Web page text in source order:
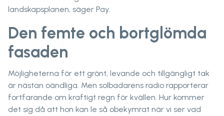
landskapsplanen, säger Pay.
Den femte och bortglömda
fasaden
Möjligheterna för ett grönt, levande och tillgängligt tak
är nästan oändliga. Men solbadarens radio rapporterar
fortfarande om kraftigt regn för kvällen. Hur kommer
det sig då att hon kan le så obekymrat när vi ser vad